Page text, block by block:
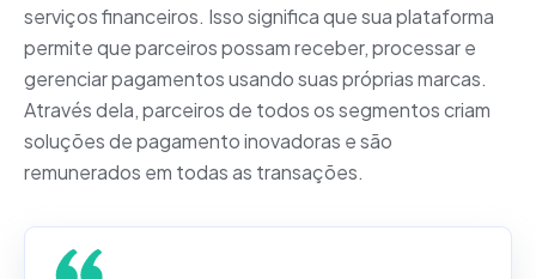
serviços financeiros. Isso significa que sua plataforma
permite que parceiros possam receber, processar e
gerenciar pagamentos usando suas próprias marcas.
Através dela, parceiros de todos os segmentos criam
soluções de pagamento inovadoras e são
remunerados em todas as transações.